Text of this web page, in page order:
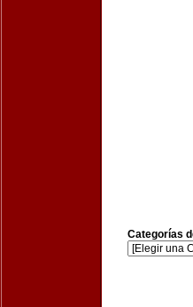
Categorías